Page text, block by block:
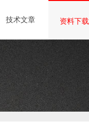
技术文章 资料下载